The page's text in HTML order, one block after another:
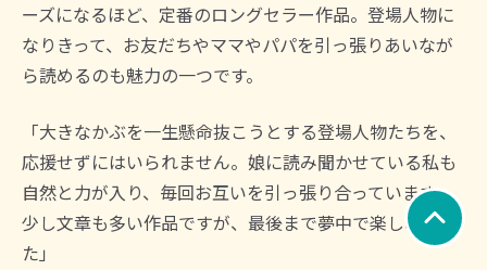
ーズになるほど、定番のロングセラー作品。登場人物に
なりきって、お友だちやママやパパを引っ張りあいなが
ら読めるのも魅力の一つです。
「大きなかぶを一生懸命抜こうとする登場人物たちを、
応援せずにはいられません。娘に読み聞かせている私も
自然と力が入り、毎回お互いを引っ張り合っています。
少し文章も多い作品ですが、最後まで夢中で楽しめまし
た」